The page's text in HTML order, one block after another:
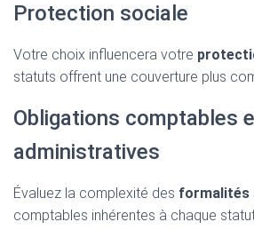
Protection sociale
Votre choix influencera votre
statuts offrent une couverture plus
Obligations comptables
administratives
Évaluez la complexité des formalités
comptables inhérentes à chaque